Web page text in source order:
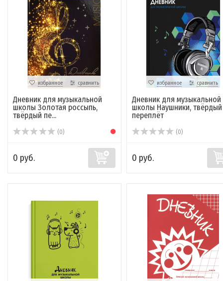
избранное сравнить
Дневник для музыкальной
школы Золотая россыпь,
твёрдый пе...
(0)
0 руб.
избранное сравнить
Дневник для музыкальной
школы Наушники, твёрдый
переплёт
(0)
0 руб.